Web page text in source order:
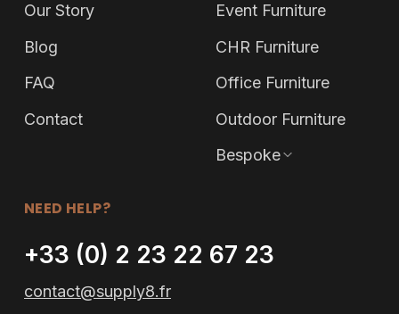
Our Story
Blog
FAQ
Contact
Event Furniture
CHR Furniture
Office Furniture
Outdoor Furniture
Bespoke
NEED HELP?
+33 (0) 2 23 22 67 23
contact@supply8.fr